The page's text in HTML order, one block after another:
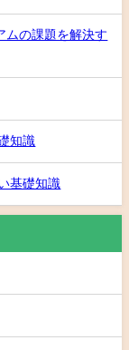
ムの課題を解決す
知識
基礎知識